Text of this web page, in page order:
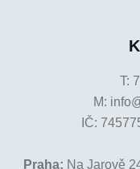
T:
M:
IČ:
Praha: Na Jarově